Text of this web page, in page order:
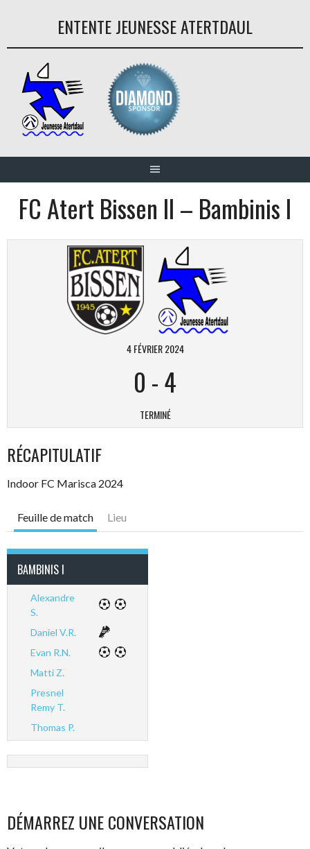
ENTENTE JEUNESSE ATERTDAUL
FC Atert Bissen II – Bambinis I
4 FÉVRIER 2024
0 -4
TERMINÉ
RÉCAPITULATIF
Indoor FC Marisca 2024
Feuille de match Lieu
BAMBINIS I
Alexandre
S.
Daniel V.R.
Evan R.N.
Matti Z.
Presnel
Remy T.
Thomas P.
DÉMARREZ UNE CONVERSATION